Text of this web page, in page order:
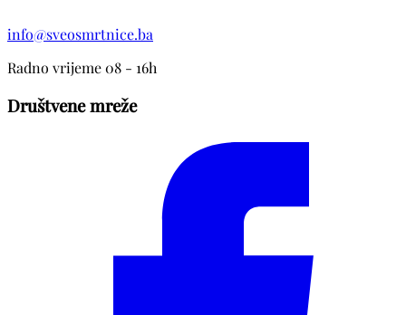
info@sveosmrtnice.ba
Radno vrijeme 08 - 16h
Društvene mreže